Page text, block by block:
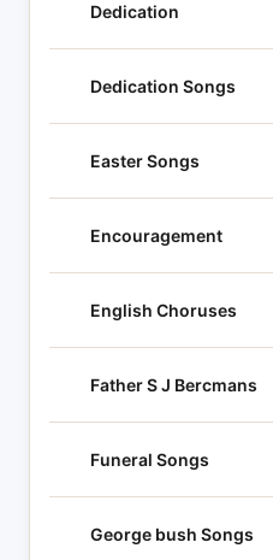
Dedication
Dedication Songs
Easter Songs
Encouragement
English Choruses
Father S J Bercmans
Funeral Songs
George bush Songs